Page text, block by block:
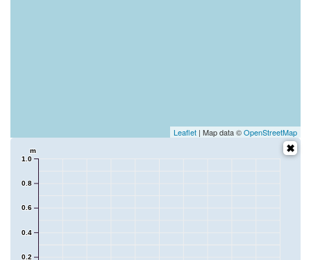
Leaflet | Map data ©OpenStreetMap
0.2
0.4
0.6
0.8
1.0
m